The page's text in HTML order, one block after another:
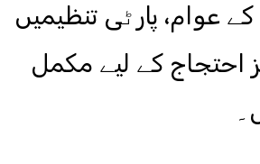
عوام، پارٹی تنظیمیں
احتجاج کے لیے مکمل